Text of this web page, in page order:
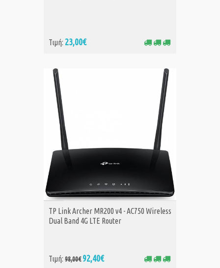
Τιμή: 23,00€
ΑΓΟΡΑ
TP Link Archer MR200 v4 - AC750 Wireless
Dual Band 4G LTE Router
Τιμή: 98,00€ 92,40€